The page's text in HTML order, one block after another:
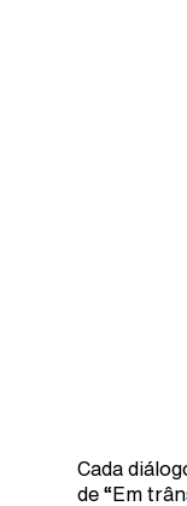
Cada
de “Em